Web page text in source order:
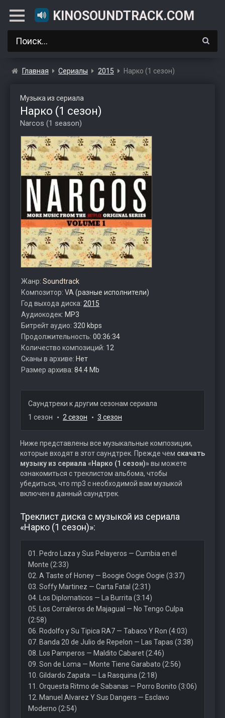
KINOSOUNDTRACK.COM
Главная Сериалы 2015 Нарко (1 сезон)
Музыка из сериала
Нарко (1 сезон)
Narcos (1 season)
Жанр: Soundtrack
Композитор: VA (разные исполнители)
Год выхода диска: 2015
Аудиокодек: MP3
Битрейт аудио: 320 kbps
Продолжительность: 00:36:34
Количество композиций: 12
Сканы в архиве: Нет
Размер архива: 84.4 Mb
Саундтреки к другим сезонам сериала
1 сезон
2 сезон 3 сезон
Ниже представлены все музыкальные композиции,
которые входят в этот саундтрек. Прежде чем скачать
музыку из сериала «Нарко (1 сезон)»вы можете
ознакомиться с треклистом альбома, чтобы
убедиться, что mp3 с необходимой вам музыкой
включен в данный саундтрек.
Треклист диска с музыкой из сериала
«Нарко (1 сезон)»:
01. Pedro Laza y Sus Pelayeros — Cumbia en el
Monte (2:33)
02. A Taste of Honey — Boogie Oogie Oogie (3:37)
03. Soffy Martinez — Carta Fatal (2:31)
04. Los Diplomaticos — La Burrita (3:14)
05. Los Corraleros de Majagual — No Tengo Culpa
(2:58)
06. Rodolfo y Su Tipica RA7 — Tabaco Y Ron (4:03)
07. Banda 20 de Julio de Repelon — Las Tapas (3:38)
08. Los Pamperos — Maldito Cabaret (2:46)
09. Son de Loma — Monte Tiene Garabato (2:56)
10. Gildardo Zapata — La Rasquina (2:18)
11. Orquesta Ritmo de Sabanas — Porro Bonito (3:06)
12. Manuel Alvarez Y Sus Dangers — Esclavo
Moderno (2:54)